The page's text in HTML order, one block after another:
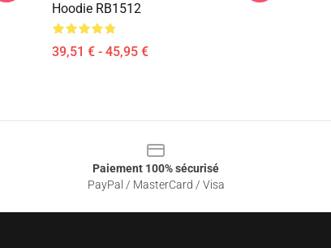
Hoodie RB1512
39,51 € - 45,95 €
Paiement 100% sécurisé
PayPal / MasterCard / Visa